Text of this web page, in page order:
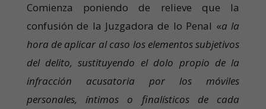
Comienza poniendo de relieve que la
confusión de la Juzgadora de lo Penal «a la
hora de aplicar al caso los elementos subjetivos
del delito, sustituyendo el dolo propio de la
infracción acusatoria por los móviles
personales, íntimos o finalísticos de cada